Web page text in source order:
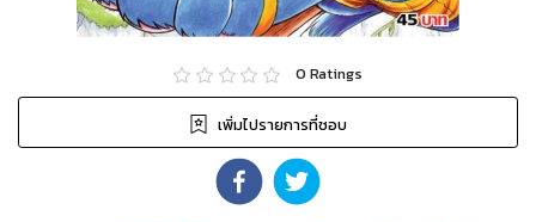
0 Ratings
เพิ่มไปรายการที่ชอบ